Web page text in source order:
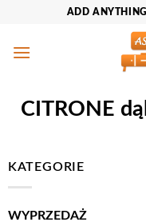
zawartości
ADD
CITRONE
KATEGORIE
WYPRZEDAŻ